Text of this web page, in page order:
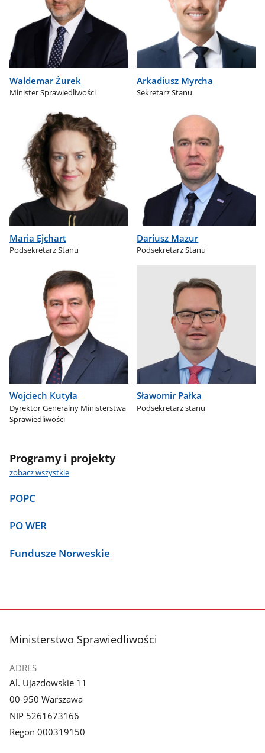
Waldemar Żurek
Minister Sprawiedliwości
Arkadiusz Myrcha
Sekretarz Stanu
Maria Ejchart
Podsekretarz Stanu
Dariusz Mazur
Podsekretarz Stanu
Wojciech Kutyła
Dyrektor Generalny Ministerstwa
Sprawiedliwości
Sławomir Pałka
Podsekretarz stanu
Programy i projekty
zobacz wszystkie
POPC
PO WER
Fundusze Norweskie
stopka
Ministerstwo Sprawiedliwości
ADRES
Al. Ujazdowskie 11
00-950 Warszawa
NIP 5261673166
Regon 000319150